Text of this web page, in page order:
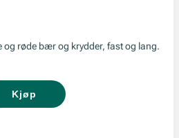
og røde bær og krydder, fast og lang.
Kjøp